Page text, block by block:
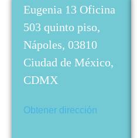
Eugenia 13 Oficina
503 quinto piso,
Nápoles, 03810
Ciudad de México,
CDMX
Obtener dirección